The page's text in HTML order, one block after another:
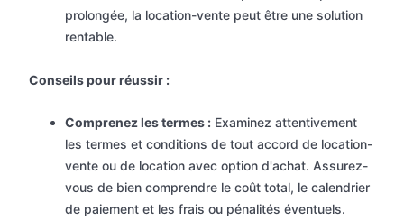
prolongée, la location-vente peut être une solution
rentable.
Conseils pour réussir :
Comprenez les termes : Examinez attentivement
les termes et conditions de tout accord de location-
vente ou de location avec option d'achat. Assurez-
vous de bien comprendre le coût total, le calendrier
de paiement et les frais ou pénalités éventuels.